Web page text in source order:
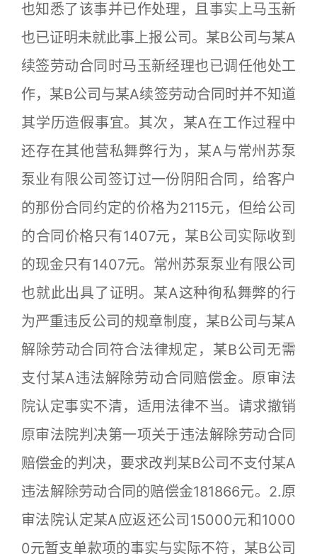
也知悉了该事并已作处理，且事实上马玉新
也已证明未就此事上报公司。某B公司与某A
续签劳动合同时马玉新经理也已调任他处工
作，某B公司与某A续签劳动合同时并不知道
其学历造假事宜。其次，某A在工作过程中
还存在其他营私舞弊行为，某A与常州苏泵
泵业有限公司签订过一份阴阳合同，给客户
的那份合同约定的价格为2115元，但给公司
的合同价格只有1407元，某B公司实际收到
的现金只有1407元。常州苏泵泵业有限公司
也就此出具了证明。某A这种徇私舞弊的行
为严重违反公司的规章制度，某B公司与某A
解除劳动合同符合法律规定，某B公司无需
支付某A违法解除劳动合同赔偿金。原审法
院认定事实不清，适用法律不当。请求撤销
原审法院判决第一项关于违法解除劳动合同
赔偿金的判决，要求改判某B公司不支付某A
违法解除劳动合同的赔偿金181866元。2.原
审法院认定某A应返还公司15000元和1000
0元暂支单款项的事实与实际不符，某B公司